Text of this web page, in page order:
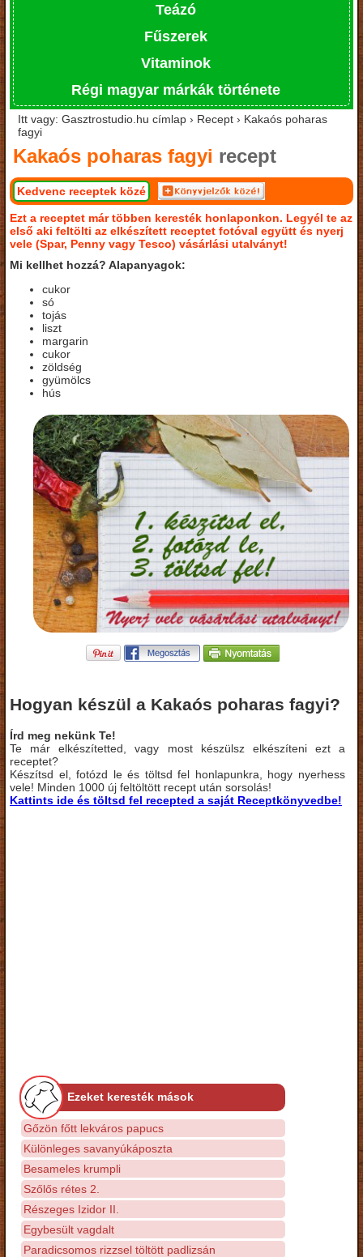
Teázó
Fűszerek
Vitaminok
Régi magyar márkák története
Itt vagy: Gasztrostudio.hu címlap › Recept › Kakaós poharas
fagyi
Kakaós poharas fagyi recept
Kedvenc receptek közé
Ezt a receptet már többen keresték honlaponkon. Legyél te az
első aki feltölti az elkészített receptet fotóval együtt és nyerj
vele (Spar, Penny vagy Tesco) vásárlási utalványt!
Mi kellhet hozzá? Alapanyagok:
cukor
só
tojás
liszt
margarin
cukor
zöldség
gyümölcs
hús
Hogyan készül a Kakaós poharas fagyi?
Írd meg nekünk Te!
Te már elkészítetted, vagy most készülsz elkészíteni ezt a
receptet?
Készítsd el, fotózd le és töltsd fel honlapunkra, hogy nyerhess
vele! Minden 1000 új feltöltött recept után sorsolás!
Kattints ide és töltsd fel recepted a saját Receptkönyvedbe!
Ezeket keresték mások
Gőzön főtt lekváros papucs
Különleges savanyúkáposzta
Besameles krumpli
Szőlős rétes 2.
Részeges Izidor II.
Egybesült vagdalt
Paradicsomos rizzsel töltött padlizsán